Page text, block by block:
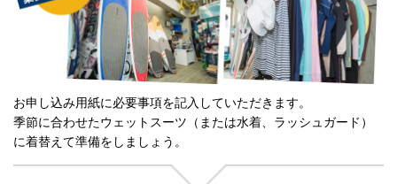
お申し込み用紙に必要事項を記入していただきます。
季節に合わせたウェットスーツ（または水着、ラッシュガード）
に着替えて準備をしましょう。